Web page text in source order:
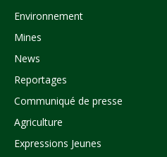
Environnement
Mines
News
Reportages
Communiqué de presse
Agriculture
Expressions Jeunes